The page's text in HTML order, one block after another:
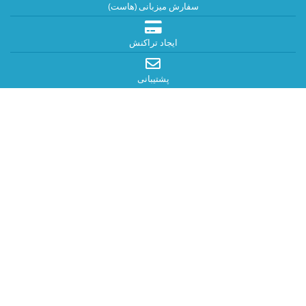
سفارش میزبانی (هاست)
ایجاد تراکنش
پشتیبانی